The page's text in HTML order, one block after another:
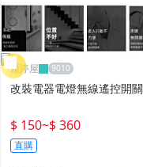
雁渟屋
改裝電器電燈無線遙控開關
$ 150~$ 360
直購